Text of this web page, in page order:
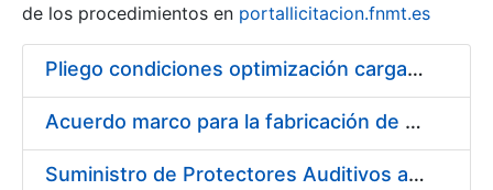
Show/Hide
de los procedimientos en portallicitacion.fnmt.es
Pliego condiciones optimización cargas compras firmado
Acuerdo marco para la fabricación de piezas
Suministro de Protectores Auditivos a medida para las personas trabajadoras de los Centros de Trabajo de Madrid y Burgos